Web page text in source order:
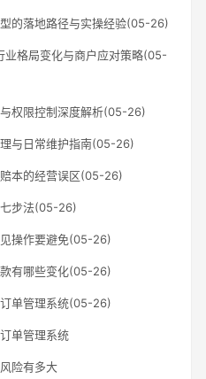
的落地路径与实操经验(05-26)
业格局变化与商户应对策略(05-
权限控制深度解析(05-26)
与日常维护指南(05-26)
本的经营误区(05-26)
七步法(05-26)
操作要避免(05-26)
有哪些变化(05-26)
单管理系统(05-26)
单管理系统
险有多大